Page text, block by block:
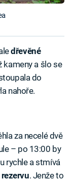
dřevěné
kameny a šlo se
do
nahoře.
za necelé dvě
– po 13:00 by
rychle a stmívá
. Jenže to